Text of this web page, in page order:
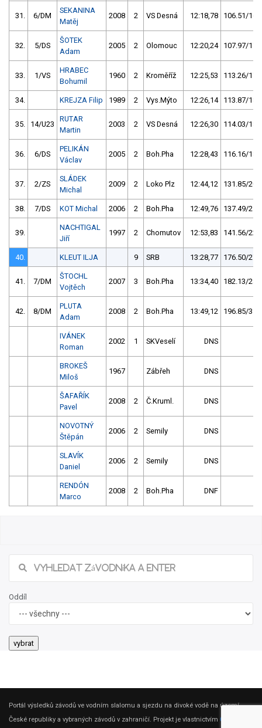
31. 6/DM
SEKANINA
Matěj
2008 2 VS Desná 12:18,78 106.51/16,8
32. 5/DS
ŠOTEK
Adam
2005 2 Olomouc 12:20,24 107.97/17,1
33. 1/VS
HRABEC
Bohumil
1960 2 Kroměříž 12:25,53 113.26/17,9
34. KREJZA Filip 1989 2 Vys.Mýto 12:26,14 113.87/18,0
35. 14/U23
RUTAR
Martin
2003 2 VS Desná 12:26,30 114.03/18,0
36. 6/DS
PELIKÁN
Václav
2005 2 Boh.Pha 12:28,43 116.16/18,4
37. 2/ZS
SLÁDEK
Michal
2009 2 Loko Plz 12:44,12 131.85/20,9
38. 7/DS KOT Michal 2006 2 Boh.Pha 12:49,76 137.49/21,7
39.
NACHTIGAL
Jiří
1997 2 Chomutov 12:53,83 141.56/22,4
40. KLEUT ILJA 9 SRB 13:28,77 176.50/27,9
41. 7/DM
ŠTOCHL
Vojtěch
2007 3 Boh.Pha 13:34,40 182.13/28,8
42. 8/DM
PLUTA
Adam
2008 2 Boh.Pha 13:49,12 196.85/31,1
IVÁNEK
Roman
2002 1 SKVeselí DNS
BROKEŠ
Miloš
1967 Zábřeh DNS
ŠAFAŘÍK
Pavel
2008 2 Č.Kruml. DNS
NOVOTNÝ
Štěpán
2006 2 Semily DNS
SLAVÍK
Daniel
2006 2 Semily DNS
RENDÓN
Marco
2008 2 Boh.Pha DNF
Oddíl
Portál výsledků závodů ve vodním slalomu a sjezdu na divoké vodě na území
České republiky a vybraných závodů v zahraničí. Projekt je vlastnictvím ČSK DV